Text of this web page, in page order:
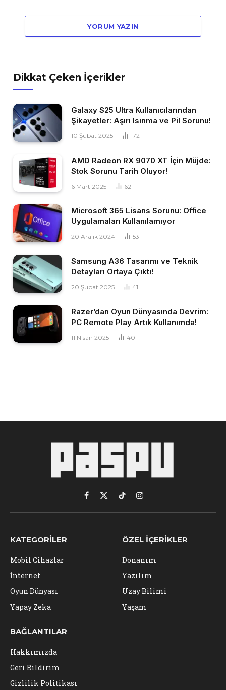
YORUM YAZIN
Dikkat Çeken İçerikler
Galaxy S25 Ultra Kullanıcılarından
Şikayetler: Aşırı Isınma ve Pil Sorunu!
10 Şubat 2025 172
AMD Radeon RX 9070 XT İçin Müjde:
Stok Sorunu Tarih Oluyor!
6 Mart 2025 62
Microsoft 365 Lisans Sorunu: Office
Uygulamaları Kullanılamıyor
20 Aralık 2024 53
Samsung A36 Tasarımı ve Teknik
Detayları Ortaya Çıktı!
20 Şubat 2025 41
Razer’dan Oyun Dünyasında Devrim:
PC Remote Play Artık Kullanımda!
11 Nisan 2025 40
Facebook
X
(Twitter)
TikTokInstagram
KATEGORILER
Mobil Cihazlar
İnternet
Oyun Dünyası
Yapay Zeka
ÖZEL İÇERIKLER
Donanım
Yazılım
Uzay Bilimi
Yaşam
BAĞLANTILAR
Hakkımızda
Geri Bildirim
Gizlilik Politikası